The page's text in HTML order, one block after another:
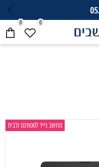
0 0
מחשב נייד לסטודנט ולבית